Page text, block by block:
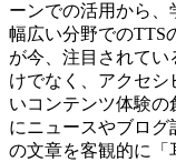
ーンでの活用から、
幅広い分野でのTTS
が今、注目されて
けでなく、アクセシ
いコンテンツ体験の
にニュースやブロ
の文章を客観的に「